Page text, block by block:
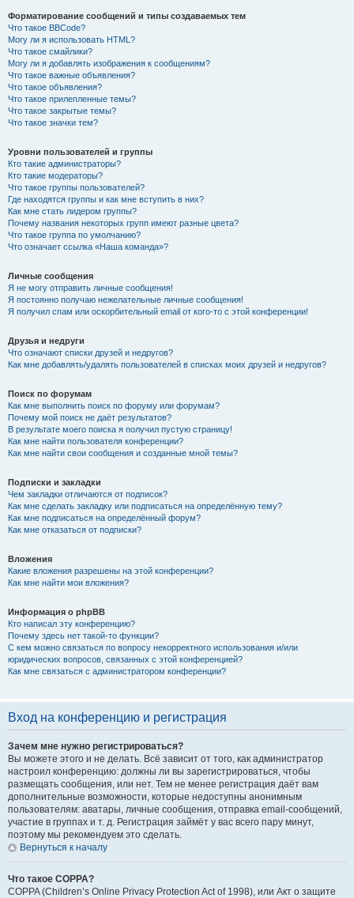
Форматирование сообщений и типы создаваемых тем
Что такое BBCode?
Могу ли я использовать HTML?
Что такое смайлики?
Могу ли я добавлять изображения к сообщениям?
Что такое важные объявления?
Что такое объявления?
Что такое прилепленные темы?
Что такое закрытые темы?
Что такое значки тем?
Уровни пользователей и группы
Кто такие администраторы?
Кто такие модераторы?
Что такое группы пользователей?
Где находятся группы и как мне вступить в них?
Как мне стать лидером группы?
Почему названия некоторых групп имеют разные цвета?
Что такое группа по умолчанию?
Что означает ссылка «Наша команда»?
Личные сообщения
Я не могу отправить личные сообщения!
Я постоянно получаю нежелательные личные сообщения!
Я получил спам или оскорбительный email от кого-то с этой конференции!
Друзья и недруги
Что означают списки друзей и недругов?
Как мне добавлять/удалять пользователей в списках моих друзей и недругов?
Поиск по форумам
Как мне выполнить поиск по форуму или форумам?
Почему мой поиск не даёт результатов?
В результате моего поиска я получил пустую страницу!
Как мне найти пользователя конференции?
Как мне найти свои сообщения и созданные мной темы?
Подписки и закладки
Чем закладки отличаются от подписок?
Как мне сделать закладку или подписаться на определённую тему?
Как мне подписаться на определённый форум?
Как мне отказаться от подписки?
Вложения
Какие вложения разрешены на этой конференции?
Как мне найти мои вложения?
Информация о phpBB
Кто написал эту конференцию?
Почему здесь нет такой-то функции?
С кем можно связаться по вопросу некорректного использования и/или
юридических вопросов, связанных с этой конференцией?
Как мне связаться с администратором конференции?
Вход на конференцию и регистрация
Зачем мне нужно регистрироваться?
Вы можете этого и не делать. Всё зависит от того, как администратор
настроил конференцию: должны ли вы зарегистрироваться, чтобы
размещать сообщения, или нет. Тем не менее регистрация даёт вам
дополнительные возможности, которые недоступны анонимным
пользователям: аватары, личные сообщения, отправка email-сообщений,
участие в группах и т. д. Регистрация займёт у вас всего пару минут,
поэтому мы рекомендуем это сделать.
Вернуться к началу
Что такое COPPA?
COPPA (Children’s Online Privacy Protection Act of 1998), или Акт о защите